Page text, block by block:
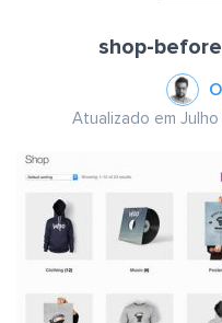
shop-
Atualizado em Julho